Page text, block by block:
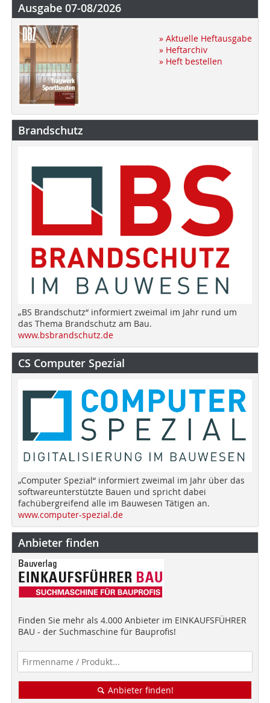
Ausgabe 07-08/2026
» Aktuelle Heftausgabe
» Heftarchiv
» Heft bestellen
Brandschutz
„BS Brandschutz“ informiert zweimal im Jahr rund um
das Thema Brandschutz am Bau.
www.bsbrandschutz.de
CS Computer Spezial
„Computer Spezial“ informiert zweimal im Jahr über das
softwareunterstützte Bauen und spricht dabei
fachübergreifend alle im Bauwesen Tätigen an.
www.computer-spezial.de
Anbieter finden
Finden Sie mehr als 4.000 Anbieter im EINKAUFSFÜHRER
BAU - der Suchmaschine für Bauprofis!
Anbieter finden!